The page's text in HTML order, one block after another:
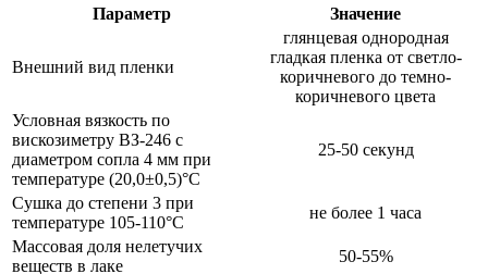
Параметр Значение
Внешний вид пленки
глянцевая однородная
гладкая пленка от светло-
коричневого до темно-
коричневого цвета
Условная вязкость по
вискозиметру ВЗ-246 с
диаметром сопла 4 мм при
температуре (20,0±0,5)°С
25-50 секунд
Сушка до степени 3 при
температуре 105-110°С
не более 1 часа
Массовая доля нелетучих
веществ в лаке
50-55%